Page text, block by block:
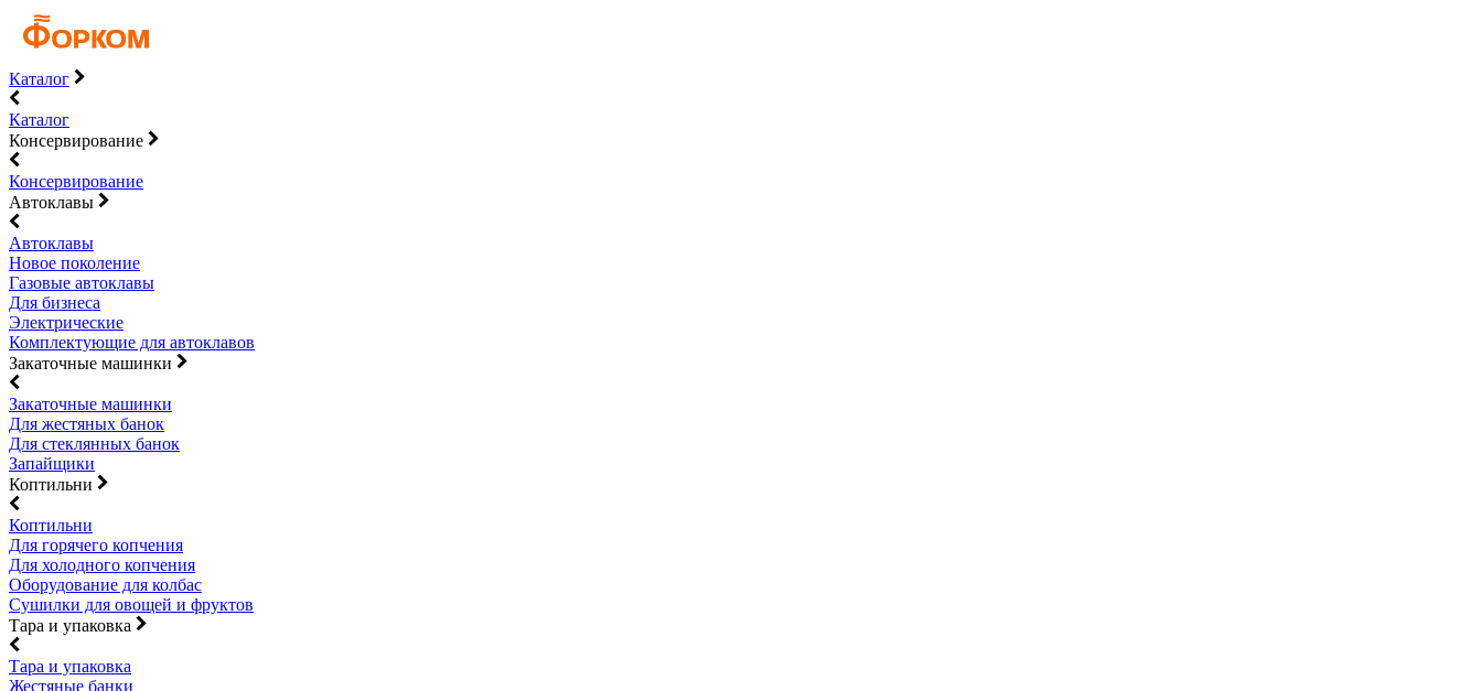
Каталог
Каталог
Консервирование
Консервирование
Автоклавы
Автоклавы
Новое поколение
Газовые автоклавы
Для бизнеса
Электрические
Комплектующие для автоклавов
Закаточные машинки
Закаточные машинки
Для жестяных банок
Для стеклянных банок
Запайщики
Коптильни
Коптильни
Для горячего копчения
Для холодного копчения
Оборудование для колбас
Сушилки для овощей и фруктов
Тара и упаковка
Тара и упаковка
Жестяные банки